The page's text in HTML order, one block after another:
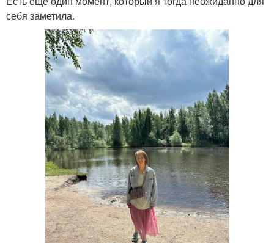
себя заметила.